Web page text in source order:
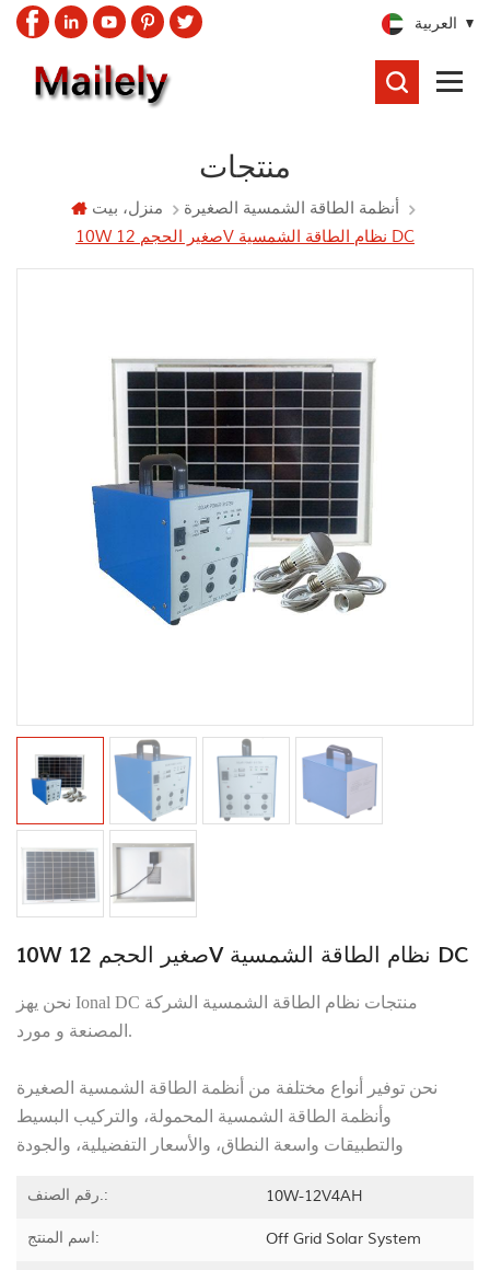
العربية
منتجات
منزل، بيت
أنظمة الطاقة الشمسية الصغيرة
10W صغير الحجم 12V نظام الطاقة الشمسية DC
10W صغير الحجم 12V نظام الطاقة الشمسية DC
نحن يهز Ional DC منتجات نظام الطاقة الشمسية الشركة
المصنعة و مورد.
نحن توفير أنواع مختلفة من أنظمة الطاقة الشمسية الصغيرة
وأنظمة الطاقة الشمسية المحمولة، والتركيب البسيط
والتطبيقات واسعة النطاق، والأسعار التفضيلية، والجودة
رقم الصنف.: 10W-12V4AH
اسم المنتج: Off Grid Solar System